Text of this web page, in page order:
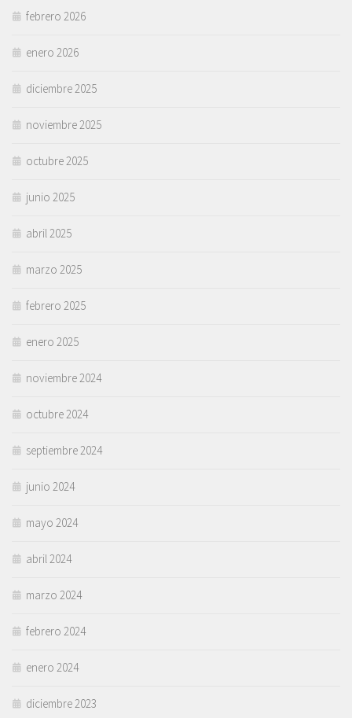
febrero 2026
enero 2026
diciembre 2025
noviembre 2025
octubre 2025
junio 2025
abril 2025
marzo 2025
febrero 2025
enero 2025
noviembre 2024
octubre 2024
septiembre 2024
junio 2024
mayo 2024
abril 2024
marzo 2024
febrero 2024
enero 2024
diciembre 2023